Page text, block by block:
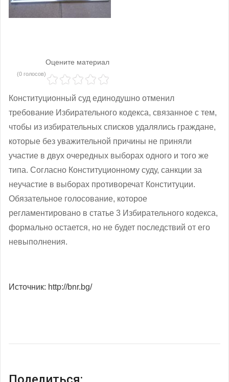
Оцените материал
(0 голосов)
Конституционный суд единодушно отменил
требование Избирательного кодекса, связанное с тем,
чтобы из избирательных списков удалялись граждане,
которые без уважительной причины не приняли
участие в двух очередных выборах одного и того же
типа. Согласно Конституционному суду, санкции за
неучастие в выборах противоречат Конституции.
Обязательное голосование, которое
регламентировано в статье 3 Избирательного кодекса,
формально остается, но не будет последствий от его
невыполнения.
Источник: http://bnr.bg/